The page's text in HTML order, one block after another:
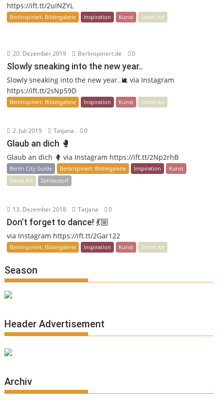
https://ift.tt/2uINZYL
Berlinspiriert: Bildergalerie Inspiration Kunst Street Art
20. Dezember 2019 Berlinspiriert.de 0
Slowly sneaking into the new year..
Slowly sneaking into the new year..🐌 via Instagram
https://ift.tt/2sNp59D
Berlinspiriert: Bildergalerie Inspiration Kunst Street Art
2. Juli 2019 Tatjana 0
Glaub an dich 🥊
Glaub an dich 🥊 via Instagram https://ift.tt/2Np2rhB
Berlin City Guide Berlinspiriert: Bildergalerie Inspiration
Kunst
Street Art
Zehlendorf
13. Dezember 2018 Tatjana 0
Don’t forget to dance! 💃🏼
via Instagram https://ift.tt/2Gar122
Berlinspiriert: Bildergalerie Inspiration Kunst Street Art
Season
Header Advertisement
Archiv